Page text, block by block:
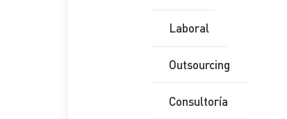
Laboral
Outsourcing
Consultoría